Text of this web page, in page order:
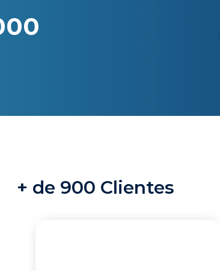
+ de 900 Clientes